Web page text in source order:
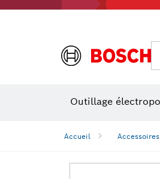
Outillage
Accueil